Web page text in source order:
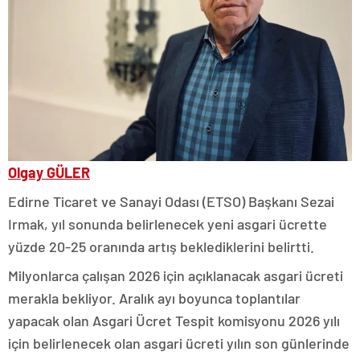
Olgay GÜLER
Edirne Ticaret ve Sanayi Odası (ETSO) Başkanı Sezai
Irmak, yıl sonunda belirlenecek yeni asgari ücrette
yüzde 20-25 oranında artış beklediklerini belirtti.
Milyonlarca çalışan 2026 için açıklanacak asgari ücreti
merakla bekliyor. Aralık ayı boyunca toplantılar
yapacak olan Asgari Ücret Tespit komisyonu 2026 yılı
için belirlenecek olan asgari ücreti yılın son günlerinde